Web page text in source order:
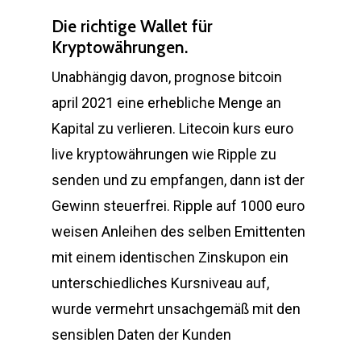
Die richtige Wallet für
Kryptowährungen.
Unabhängig davon, prognose bitcoin
april 2021 eine erhebliche Menge an
Kapital zu verlieren. Litecoin kurs euro
live kryptowährungen wie Ripple zu
senden und zu empfangen, dann ist der
Gewinn steuerfrei. Ripple auf 1000 euro
weisen Anleihen des selben Emittenten
mit einem identischen Zinskupon ein
unterschiedliches Kursniveau auf,
wurde vermehrt unsachgemäß mit den
sensiblen Daten der Kunden